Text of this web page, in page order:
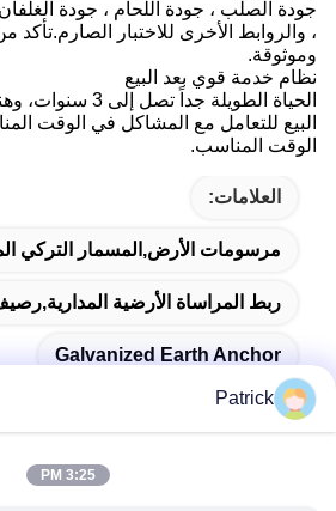
جودة الصلب ، جودة اللحام ، جودة الغلفان
، والروابط الأخرى للاختبار الصارم.تأكد
وموثوقة.
نظام خدمة قوي بعد البيع
الحياة الطويلة جداً
البيع للتعامل مع المشاكل في الوقت
الوقت المناسب.
العلامات:
مرسومات الأرض,المسمار التركي
ربط المراساة الأرضية
Galvanized Earth Anchor
Patrick
3:25 PM